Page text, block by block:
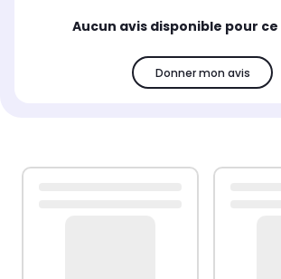
Aucun avis disponible pour
Donner mon avis